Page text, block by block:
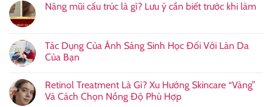
Nâng mũi cấu trúc là gì? Lưu ý cần biết trước khi làm
Tác Dụng Của Ánh Sáng Sinh Học Đối Với Làn Da
Của Bạn
Retinol Treatment Là Gì? Xu Hướng Skincare “Vàng”
Và Cách Chọn Nồng Độ Phù Hợp